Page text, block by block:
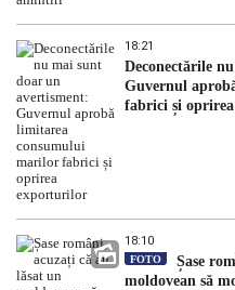
18:21
Deconectările
Guvernul
fabrici și
18:10
FOTO
Șase
moldovean să